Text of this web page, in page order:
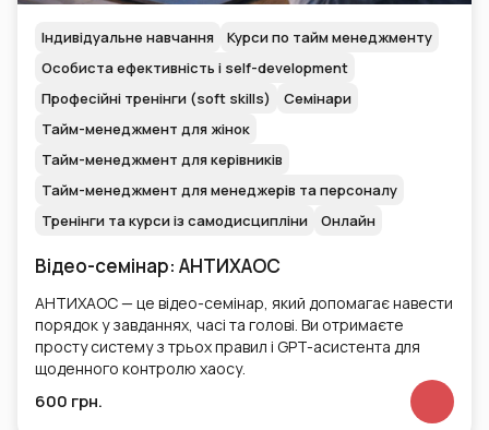
Індивідуальне навчання
Курси по тайм менеджменту
Особиста ефективність і self-development
Професійні тренінги (soft skills)
Семінари
Тайм-менеджмент для жінок
Тайм-менеджмент для керівників
Тайм-менеджмент для менеджерів та персоналу
Тренінги та курси із самодисципліни
Онлайн
Відео-семінар: АНТИХАОС
АНТИХАОС — це відео-семінар, який допомагає навести
порядок у завданнях, часі та голові. Ви отримаєте
просту систему з трьох правил і GPT-асистента для
щоденного контролю хаосу.
600 грн.